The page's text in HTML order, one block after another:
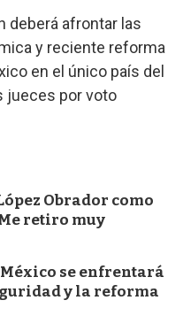
deberá afrontar las
y reciente reforma
en el único país del
jueces por voto
Obrador como
retiro muy
se enfrentará
y la reforma